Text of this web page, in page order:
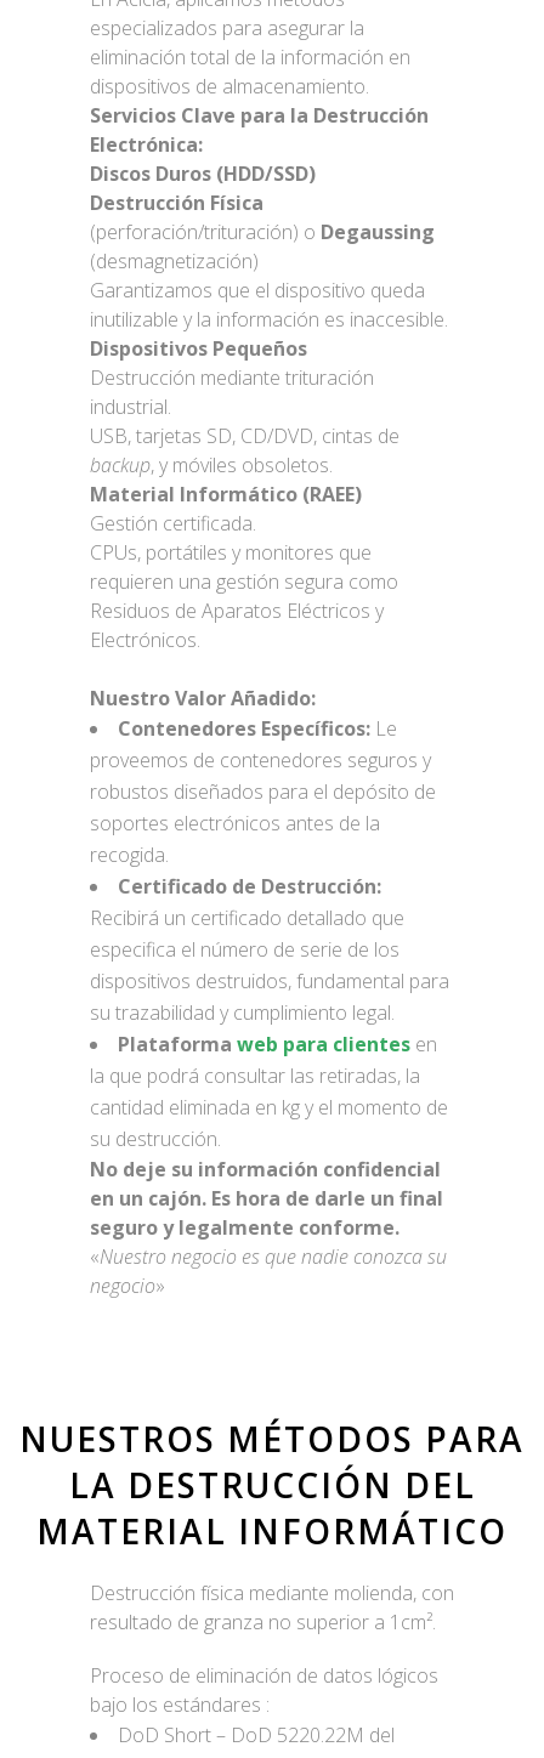
especializados para asegurar la
eliminación total de la información en
dispositivos de almacenamiento.
Servicios Clave para la Destrucción
Electrónica:
Discos Duros (HDD/SSD)
Destrucción Física
(perforación/trituración) o Degaussing
(desmagnetización)
Garantizamos que el dispositivo queda
inutilizable y la información es inaccesible.
Dispositivos Pequeños
Destrucción mediante trituración
industrial.
USB, tarjetas SD, CD/DVD, cintas de
backup, y móviles obsoletos.
Material Informático (RAEE)
Gestión certificada.
CPUs, portátiles y monitores que
requieren una gestión segura como
Residuos de Aparatos Eléctricos y
Electrónicos.
Nuestro Valor Añadido:
Contenedores Específicos: Le
proveemos de contenedores seguros y
robustos diseñados para el depósito de
soportes electrónicos antes de la
recogida.
Certificado de Destrucción:
Recibirá un certificado detallado que
especifica el número de serie de los
dispositivos destruidos, fundamental para
su trazabilidad y cumplimiento legal.
Plataforma web para clientes en
la que podrá consultar las retiradas, la
cantidad eliminada en kg y el momento de
su destrucción.
No deje su información confidencial
en un cajón. Es hora de darle un final
seguro y legalmente conforme.
«Nuestro negocio es que nadie conozca su
negocio»
NUESTROS MÉTODOS PARA
LA DESTRUCCIÓN DEL
MATERIAL INFORMÁTICO
Destrucción física mediante molienda, con
resultado de granza no superior a 1cm².
Proceso de eliminación de datos lógicos
bajo los estándares :
DoD Short – DoD 5220.22M del